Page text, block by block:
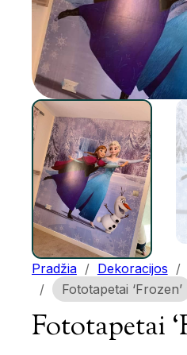
Pradžia / Dekoracijos /
/
Fototapetai ‘Frozen’
Fototapetai